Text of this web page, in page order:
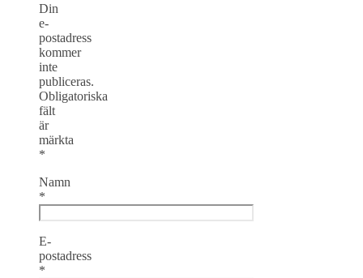
Din
e-
postadress
kommer
inte
publiceras.
Obligatoriska
fält
är
märkta
*
Namn
*
E-
postadress
*